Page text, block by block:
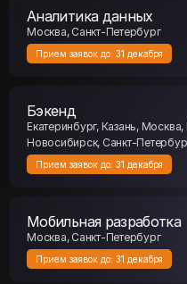
Аналитика данных
Москва, Санкт-Петербург
Прием заявок до: 31 декабря
Бэкенд
Екатеринбург, Казань,
Новосибирск, Санкт-
Прием заявок до: 31 декабря
Мобильная разработка
Москва, Санкт-Петербург
Прием заявок до: 31 декабря